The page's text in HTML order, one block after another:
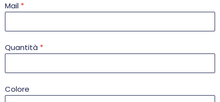
Mail *
Quantità *
Colore